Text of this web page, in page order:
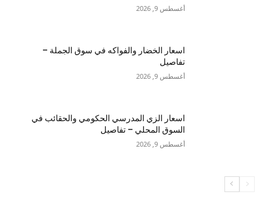
أغسطس 9, 2026
اسعار الخضار والفواكه في سوق الجملة –
تفاصيل
أغسطس 9, 2026
اسعار الزي المدرسي الحكومي والحقائب في
السوق المحلي – تفاصيل
أغسطس 9, 2026